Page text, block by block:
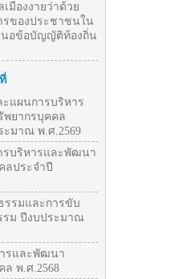
มืองงายว่าด้วย
รของประชาชนใน
นอข้อบัญญัติท้องถิ่น
แผนการบริหาร
ยากรบุคคล
ะมาณ พ.ศ.2569
รบริหารและพัฒนา
ลประจำปี
รรมและการขับ
รม ปีงบประมาณ
รและพัฒนา
ล พ.ศ.2568